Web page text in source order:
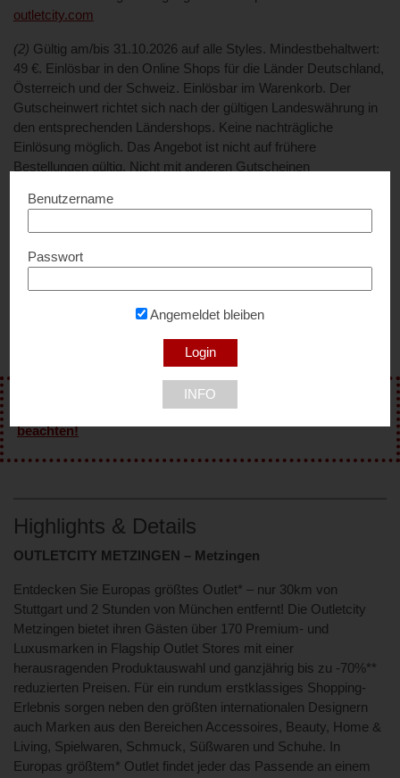
outletcity.com
(2) Gültig am/bis 31.10.2026 auf alle Styles. Mindestbehaltwert:
49 €. Einlösbar in den Online Shops für die Länder Deutschland,
Österreich und der Schweiz. Einlösbar im Warenkorb. Der
Gutscheinwert richtet sich nach der gültigen Landeswährung in
den entsprechenden Ländershops. Keine nachträgliche
Einlösung möglich. Das Angebot ist nicht auf frühere
Bestellungen gültig. Nicht mit anderen Gutscheinen
Gutschein je Kunde sowie Bestellung einlösbar.
Centres in Europe“, S. 31 (Dezember 2025) der ecostra GmbH,
Hersteller, soweit es eine solche gibt.
WICHTIG: Vor Inanspruchnahme des Vorteils ‘Regeln’
beachten!
Highlights & Details
OUTLETCITY METZINGEN – Metzingen
Entdecken Sie Europas größtes Outlet* – nur 30km von
Stuttgart und 2 Stunden von München entfernt! Die Outletcity
Metzingen bietet ihren Gästen über 170 Premium- und
Luxusmarken in Flagship Outlet Stores mit einer
herausragenden Produktauswahl und ganzjährig bis zu -70%**
reduzierten Preisen. Für ein rundum erstklassiges Shopping-
Erlebnis sorgen neben den größten internationalen Designern
auch Marken aus den Bereichen Accessoires, Beauty, Home &
Living, Spielwaren, Schmuck, Süßwaren und Schuhe. In
Europas größtem* Outlet findet jeder das Passende an einem
Benutzername
Passwort
Angemeldet bleiben
INFO